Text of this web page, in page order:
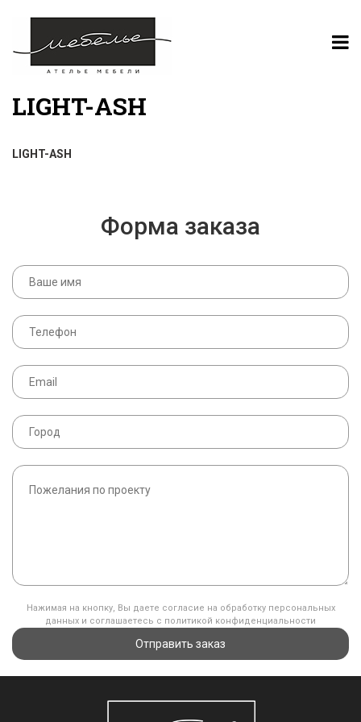
LIGHT-ASH
LIGHT-ASH
Форма заказа
Нажимая на кнопку, Вы даете согласие на обработку персональных
данных и соглашаетесь с политикой конфиденциальности
Отправить заказ